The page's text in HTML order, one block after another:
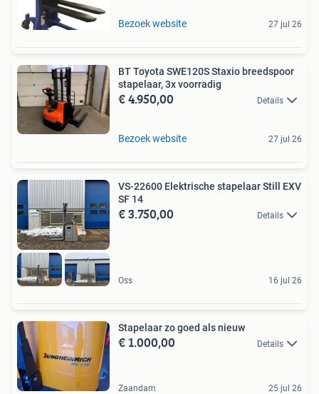
Bezoek website 27 jul 26
BT Toyota SWE120S Staxio breedspoor
stapelaar, 3x voorradig
€ 4.950,00 Details
Bezoek website 27 jul 26
VS-22600 Elektrische stapelaar Still EXV
SF 14
€ 3.750,00 Details
Oss 16 jul 26
Stapelaar zo goed als nieuw
€ 1.000,00 Details
Zaandam 25 jul 26